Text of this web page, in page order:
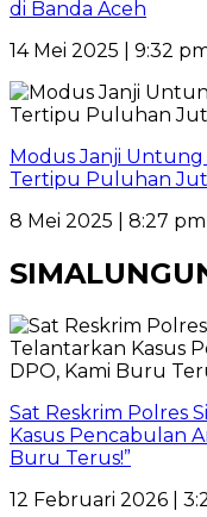
di Banda Aceh
14 Mei 2025 | 9:32
Modus Janji Untung
Tertipu Puluhan
8 Mei 2025 | 8:27
Sat Reskrim Polres
Kasus Pencabulan
Buru Terus!”
12 Februari 2026 |